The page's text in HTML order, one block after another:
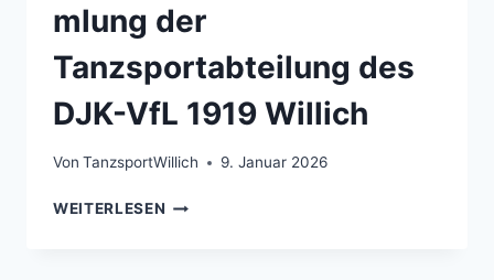
mlung der
Tanzsportabteilung des
DJK-VfL 1919 Willich
Von TanzsportWillich 9. Januar 2026
WEITERLESEN EINLADUNG